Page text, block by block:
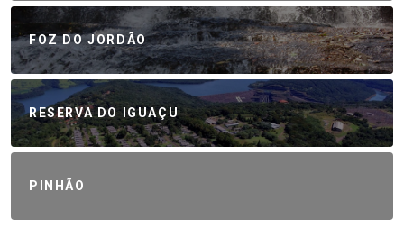
FOZ DO JORDÃO
RESERVA DO IGUAÇU
PINHÃO